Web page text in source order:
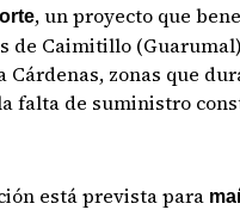
, un proyecto que
de Caimitillo
zonas que
falta de suministro
está prevista para